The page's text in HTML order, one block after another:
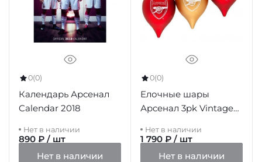
0(0)
Календарь Арсенал
Calendar 2018
Нет в наличии
890 ₽ / шт
Нет в наличии
0(0)
Елочные шары
Арсенал 3pk Vintage
Нет в наличии
1 790 ₽ / шт
Нет в наличии